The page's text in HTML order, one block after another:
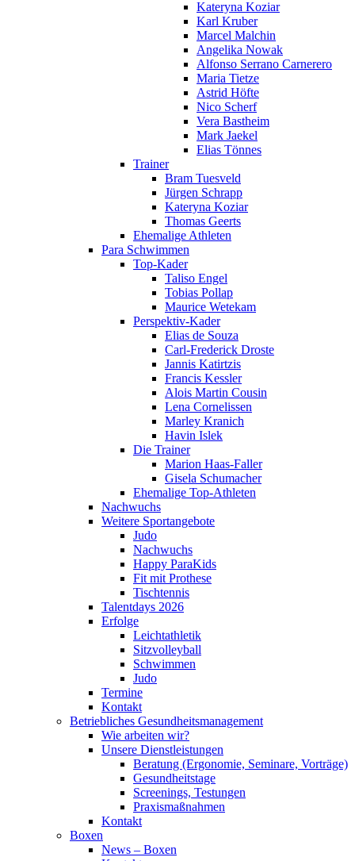
Kateryna Koziar
Karl Kruber
Marcel Malchin
Angelika Nowak
Alfonso Serrano Carnerero
Maria Tietze
Astrid Höfte
Nico Scherf
Vera Bastheim
Mark Jaekel
Elias Tönnes
Trainer
Bram Tuesveld
Jürgen Schrapp
Kateryna Koziar
Thomas Geerts
Ehemalige Athleten
Para Schwimmen
Top-Kader
Taliso Engel
Tobias Pollap
Maurice Wetekam
Perspektiv-Kader
Elias de Souza
Carl-Frederick Droste
Jannis Katirtzis
Francis Kessler
Alois Martin Cousin
Lena Cornelissen
Marley Kranich
Havin Islek
Die Trainer
Marion Haas-Faller
Gisela Schumacher
Ehemalige Top-Athleten
Nachwuchs
Weitere Sportangebote
Judo
Nachwuchs
Happy ParaKids
Fit mit Prothese
Tischtennis
Talentdays 2026
Erfolge
Leichtathletik
Sitzvolleyball
Schwimmen
Judo
Termine
Kontakt
Betriebliches Gesundheits­management
Wie arbeiten wir?
Unsere Dienstleistungen
Beratung (Ergonomie, Seminare, Vorträge)
Gesundheitstage
Screenings, Testungen
Praxismaßnahmen
Kontakt
Boxen
News – Boxen